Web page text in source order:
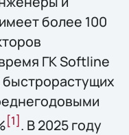
более 100
ГК Softline
[1] . В 2025 году